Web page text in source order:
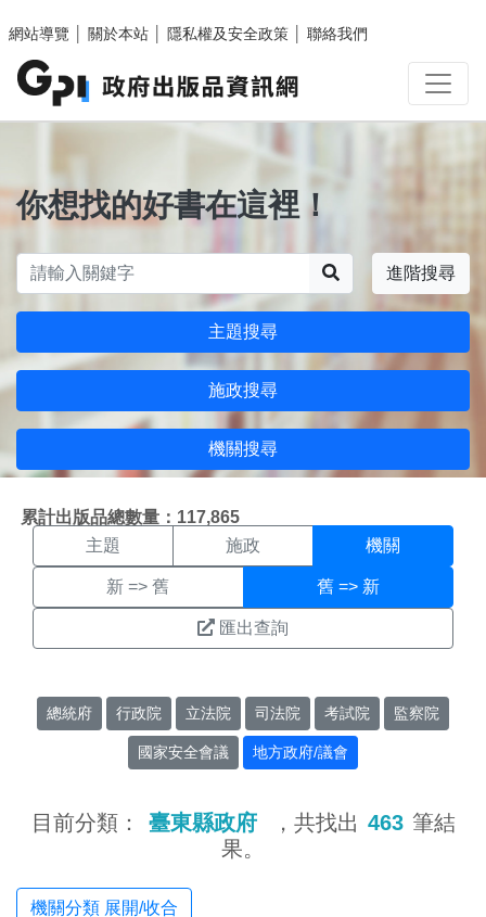
網站導覽
關於本站 隱私權及安全政策 聯絡我們
你想找的好書在這裡！
進階搜尋
主題搜尋
施政搜尋
機關搜尋
累計出版品總數量：117,865
機關搜尋結果頁面
主題 施政 機關
新 => 舊 舊 => 新
匯出查詢
總統府 行政院 立法院 司法院 考試院 監察院
國家安全會議 地方政府/議會
目前分類： 臺東縣政府 ，共找出 463 筆結
果。
機關分類 展開/收合